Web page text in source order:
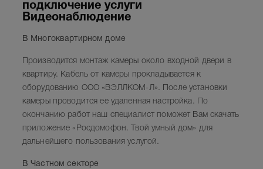
подключение услуги
Видеонаблюдение
В Многоквартирном доме
Производится монтаж камеры около входной двери в
квартиру. Кабель от камеры прокладывается к
оборудованию ООО «ВЭЛЛКОМ-Л». После установки
камеры проводится ее удаленная настройка. По
окончанию работ наш специалист поможет Вам скачать
приложение «Росдомофон. Твой умный дом» для
дальнейшего пользования услугой.
В Частном секторе